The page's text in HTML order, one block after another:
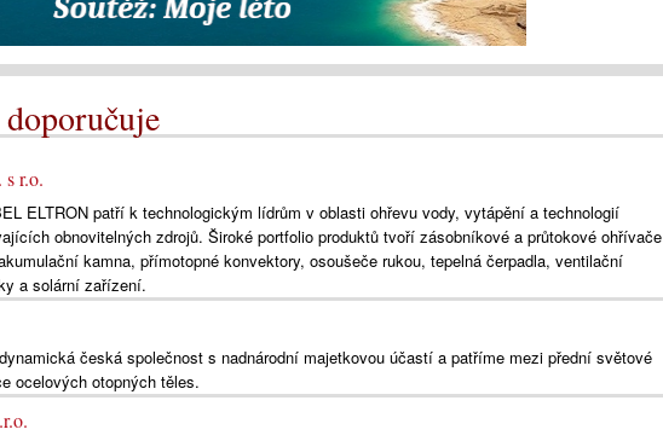
r.o.
ELTRON patří k technologickým lídrům v oblasti ohřevu vody, vytápění a technologií
obnovitelných zdrojů. Široké portfolio produktů tvoří zásobníkové a průtokové ohřívače
kamna, přímotopné konvektory, osoušeče rukou, tepelná čerpadla, ventilační
a solární zařízení.
česká společnost s nadnárodní majetkovou účastí a patříme mezi přední světové
ocelových otopných těles.